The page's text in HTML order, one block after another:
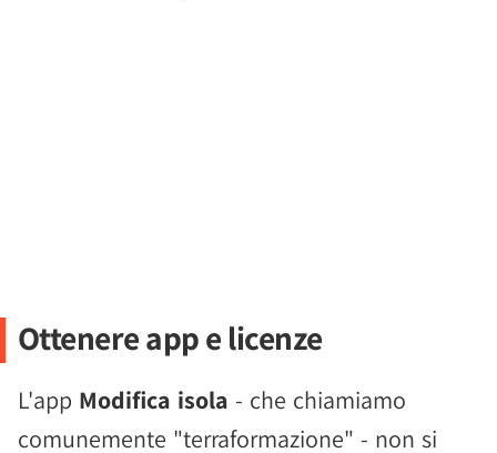
Ottenere app e licenze
L'app Modifica isola - che chiamiamo
comunemente "terraformazione" - non si